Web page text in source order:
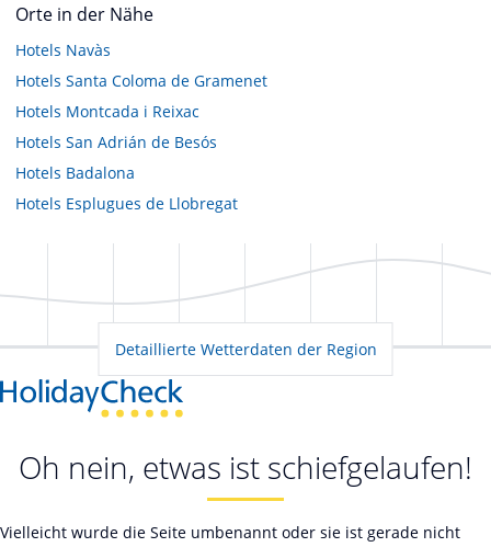
Orte in der Nähe
Hotels Navàs
Hotels Santa Coloma de Gramenet
Hotels Montcada i Reixac
Hotels San Adrián de Besós
Hotels Badalona
Hotels Esplugues de Llobregat
Detaillierte Wetterdaten der Region
Oh nein, etwas ist schiefgelaufen!
Vielleicht wurde die Seite umbenannt oder sie ist gerade nicht